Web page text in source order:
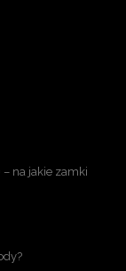
na jakie zamki